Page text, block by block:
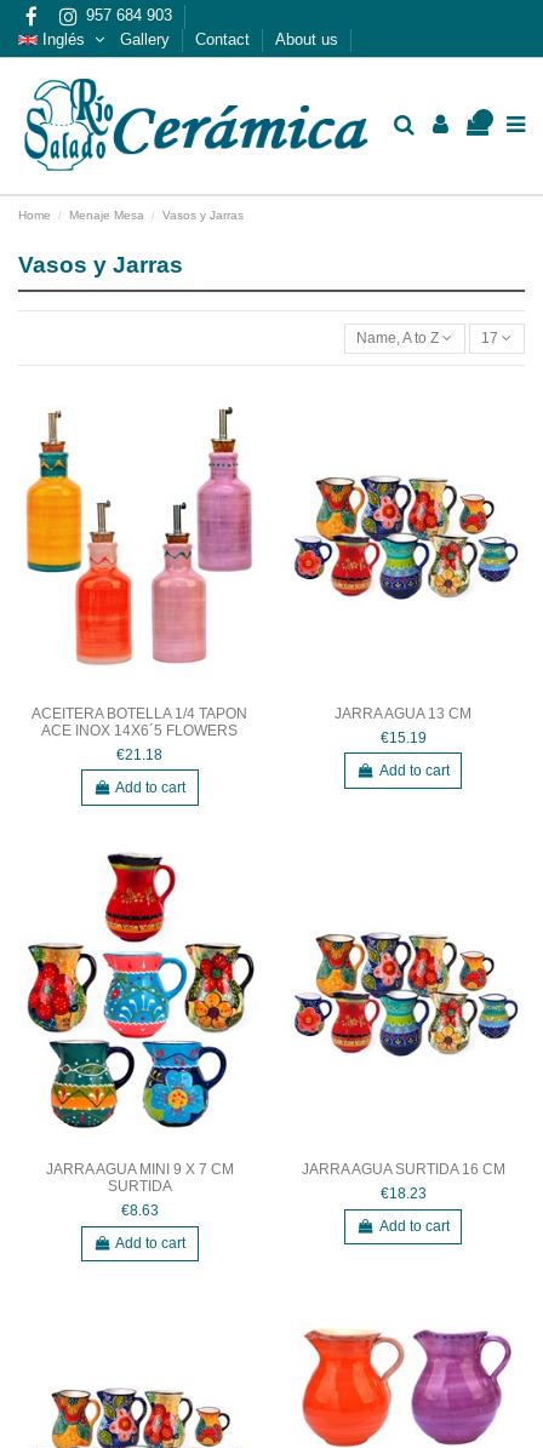
957 684 903
Inglés
Gallery Contact About us
Home Menaje Mesa Vasos y Jarras
Vasos y Jarras
Name, A to Z 17
ACEITERA BOTELLA 1/4 TAPON
ACE INOX 14X6´5 FLOWERS
€21.18
Add to cart
JARRA AGUA 13 CM
€15.19
Add to cart
JARRA AGUA MINI 9 X 7 CM
SURTIDA
€8.63
Add to cart
JARRA AGUA SURTIDA 16 CM
€18.23
Add to cart